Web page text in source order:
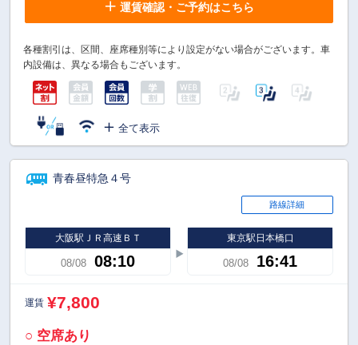
運賃確認・ご予約はこちら
各種割引は、区間、座席種別等により設定がない場合がございます。車
内設備は、異なる場合もございます。
全て表示
青春昼特急４号
路線詳細
大阪駅ＪＲ高速ＢＴ
08/08 08:10
東京駅日本橋口
08/08 16:41
運賃 ¥7,800
○ 空席あり